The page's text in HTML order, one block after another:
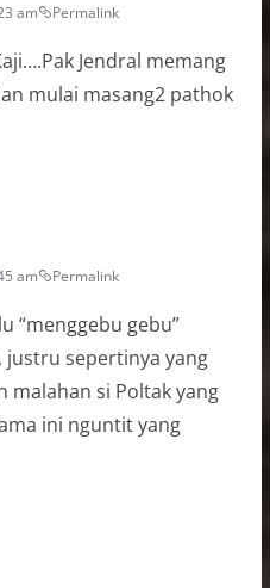
am Permalink
Jendral memang
mulai masang2 pathok
am Permalink
“menggebu gebu”
sepertinya yang
malahan si Poltak yang
ini nguntit yang